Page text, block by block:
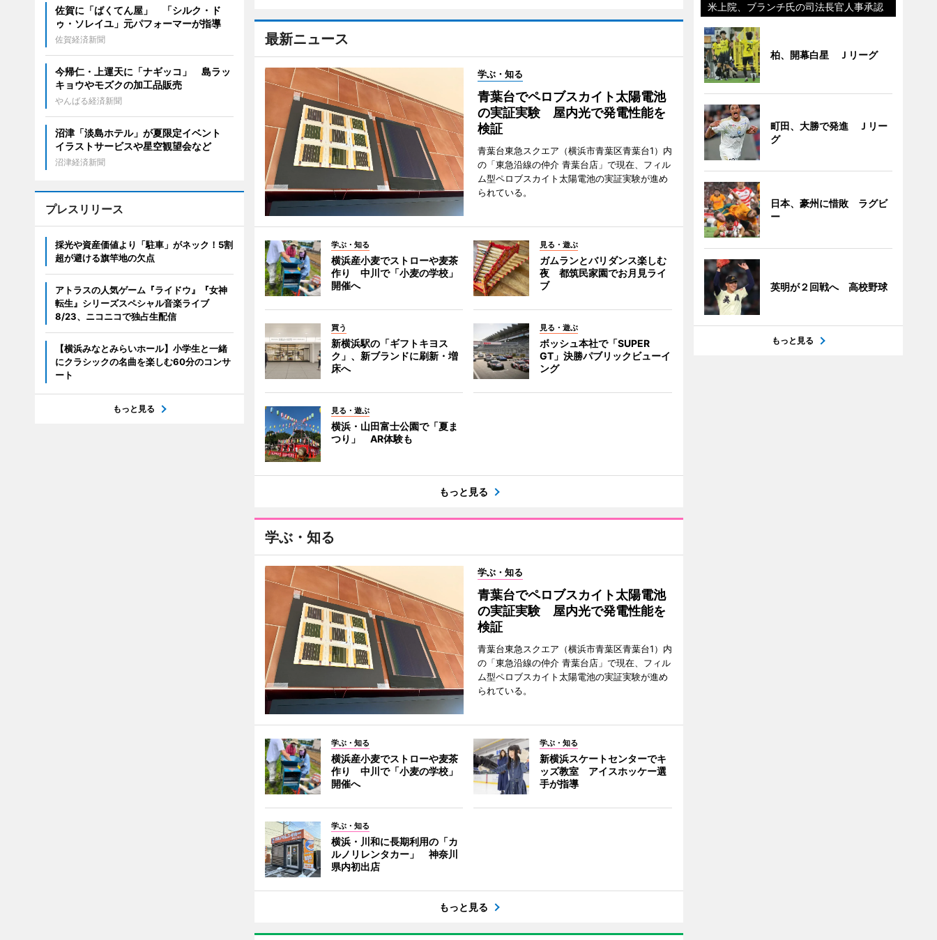
最新ニュース
学ぶ・知る
青葉台でペロブスカイト太陽電池
の実証実験 屋内光で発電性能を
検証
青葉台東急スクエア（横浜市青葉区青葉台1）内
の「東急沿線の仲介 青葉台店」で現在、フィル
ム型ペロブスカイト太陽電池の実証実験が進め
られている。
学ぶ・知る
横浜産小麦でストローや麦茶
作り 中川で「小麦の学校」
開催へ
見る・遊ぶ
ガムランとバリダンス楽しむ
夜 都筑民家園でお月見ライ
ブ
買う
新横浜駅の「ギフトキヨス
ク」、新ブランドに刷新・増
床へ
見る・遊ぶ
ボッシュ本社で「SUPER
GT」決勝パブリックビューイ
ング
見る・遊ぶ
横浜・山田富士公園で「夏ま
つり」 AR体験も
もっと見る
学ぶ・知る
学ぶ・知る
青葉台でペロブスカイト太陽電池
の実証実験 屋内光で発電性能を
検証
青葉台東急スクエア（横浜市青葉区青葉台1）内
の「東急沿線の仲介 青葉台店」で現在、フィル
ム型ペロブスカイト太陽電池の実証実験が進め
られている。
学ぶ・知る
横浜産小麦でストローや麦茶
作り 中川で「小麦の学校」
開催へ
学ぶ・知る
新横浜スケートセンターでキ
ッズ教室 アイスホッケー選
手が指導
学ぶ・知る
横浜・川和に長期利用の「カ
ルノリレンタカー」 神奈川
県内初出店
もっと見る
佐賀に「ばくてん屋」 「シルク・ド
ゥ・ソレイユ」元パフォーマーが指導
佐賀経済新聞
今帰仁・上運天に「ナギッコ」 島ラッ
キョウやモズクの加工品販売
やんばる経済新聞
沼津「淡島ホテル」が夏限定イベント
イラストサービスや星空観望会など
沼津経済新聞
プレスリリース
採光や資産価値より「駐車」がネック！5割
超が避ける旗竿地の欠点
アトラスの人気ゲーム『ライドウ』『女神
転生』シリーズスペシャル音楽ライブ
8/23、ニコニコで独占生配信
【横浜みなとみらいホール】小学生と一緒
にクラシックの名曲を楽しむ60分のコンサ
ート
もっと見る
米上院、ブランチ氏の司法長官人事承認
柏、開幕白星 Ｊリーグ
町田、大勝で発進 Ｊリー
グ
日本、豪州に惜敗 ラグビ
ー
英明が２回戦へ 高校野球
もっと見る